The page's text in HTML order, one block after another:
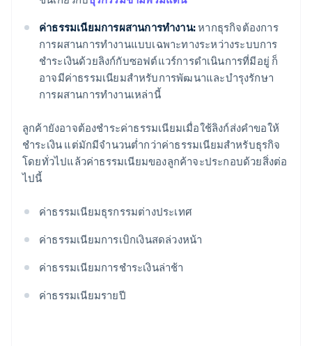
ค่าธรรมเนียมการผสานการทำงาน:หากธุรกิจต้องการ
การผสานการทำงานแบบเฉพาะทางระหว่างระบบการ
ชำระเงินด้วยลิงก์กับซอฟต์แวร์การดำเนินการที่มีอยู่ ก็
อาจมีค่าธรรมเนียมสำหรับการพัฒนาและบำรุงรักษา
การผสานการทำงานเหล่านี้
ลูกค้ายังอาจต้องชำระค่าธรรมเนียมเมื่อใช้ลิงก์ส่งคำขอให้
ชำระเงิน แต่มักมีจำนวนต่ำกว่าค่าธรรมเนียมสำหรับธุรกิจ
โดยทั่วไปแล้วค่าธรรมเนียมของลูกค้าจะประกอบด้วยสิ่งต่อ
ไปนี้
ค่าธรรมเนียมธุรกรรมต่างประเทศ
ค่าธรรมเนียมการเบิกเงินสดล่วงหน้า
ค่าธรรมเนียมการชำระเงินล่าช้า
ค่าธรรมเนียมรายปี